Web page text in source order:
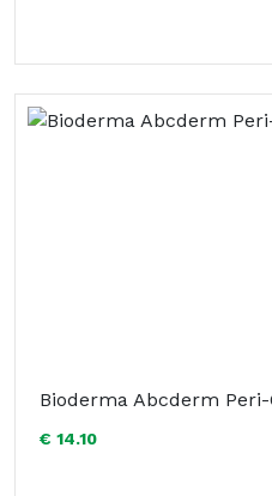
Bioderma Abcderm
€ 14.10